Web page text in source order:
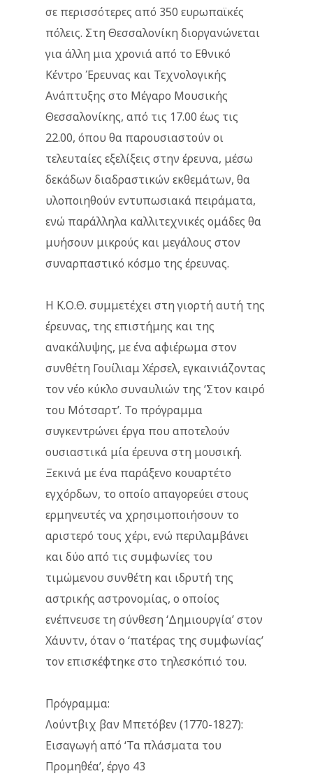
σε περισσότερες από 350 ευρωπαϊκές
πόλεις. Στη Θεσσαλονίκη διοργανώνεται
για άλλη μια χρονιά από το Εθνικό
Κέντρο Έρευνας και Τεχνολογικής
Ανάπτυξης στο Μέγαρο Μουσικής
Θεσσαλονίκης, από τις 17.00 έως τις
22.00, όπου θα παρουσιαστούν οι
τελευταίες εξελίξεις στην έρευνα, μέσω
δεκάδων διαδραστικών εκθεμάτων, θα
υλοποιηθούν εντυπωσιακά πειράματα,
ενώ παράλληλα καλλιτεχνικές ομάδες θα
μυήσουν μικρούς και μεγάλους στον
συναρπαστικό κόσμο της έρευνας.
Η Κ.Ο.Θ. συμμετέχει στη γιορτή αυτή της
έρευνας, της επιστήμης και της
ανακάλυψης, με ένα αφιέρωμα στον
συνθέτη Γουίλιαμ Χέρσελ, εγκαινιάζοντας
τον νέο κύκλο συναυλιών της ‘Στον καιρό
του Μότσαρτ’. Το πρόγραμμα
συγκεντρώνει έργα που αποτελούν
ουσιαστικά μία έρευνα στη μουσική.
Ξεκινά με ένα παράξενο κουαρτέτο
εγχόρδων, το οποίο απαγορεύει στους
ερμηνευτές να χρησιμοποιήσουν το
αριστερό τους χέρι, ενώ περιλαμβάνει
και δύο από τις συμφωνίες του
τιμώμενου συνθέτη και ιδρυτή της
αστρικής αστρονομίας, ο οποίος
ενέπνευσε τη σύνθεση ‘Δημιουργία’ στον
Χάυντν, όταν ο ‘πατέρας της συμφωνίας’
τον επισκέφτηκε στο τηλεσκόπιό του.
Πρόγραμμα:
Λούντβιχ βαν Μπετόβεν (1770-1827):
Εισαγωγή από ‘Τα πλάσματα του
Προμηθέα’, έργο 43